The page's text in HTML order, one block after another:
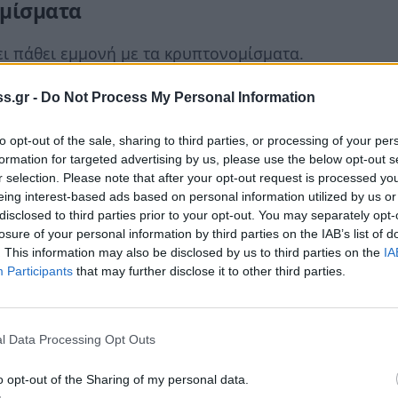
- Do Not Process My Personal Information
opt-out of the sale, sharing to third parties, or processing of your
for targeted advertising by us, please use the below opt-out
selection. Please note that after your opt-out request is processed
interest-based ads based on personal information utilized by us
to third parties prior to your opt-out. You may separately
of your personal information by third parties on the IAB’s list of
This information may also be disclosed by us to third parties on the
Participants that may further disclose it to other third parties.
Data Processing Opt Outs
opt-out of the Sharing of my personal data.
πάθει εμμονή με τα κρυπτονομίσματα.
το Dogecoinβρίσκονται παντού στο
για τους επενδυτές (πριν οι τιμές των
δηλαδή). Και οι «περιουσίες» που
από την εξόρυξη εικονικού
τον πυρετό του χρυσού πίσω στο
να πιστέψετε πολλοί, μεταξύ των
λέει ο Phil Muncaster από την ομάδα
για τα κρυπτονομίσματα, είναι πολύ
θύματα απάτης. Αυτή είναι η νέα
όπου οι κακόβουλοι εγκληματίες